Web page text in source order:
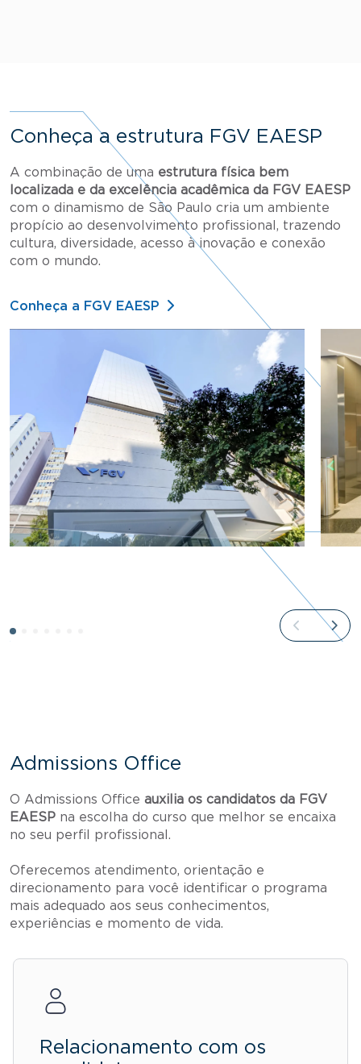
Conheça a estrutura FGV EAESP
A combinação de uma estrutura física bem
localizada e da excelência acadêmica da FGV EAESP
com o dinamismo de São Paulo cria um ambiente
propício ao desenvolvimento profissional, trazendo
cultura, diversidade, acesso à inovação e conexão
com o mundo.
Conheça a FGV EAESP
Admissions Office
O Admissions Office auxilia os candidatos da FGV
EAESP na escolha do curso que melhor se encaixa
no seu perfil profissional.
Oferecemos atendimento, orientação e
direcionamento para você identificar o programa
mais adequado aos seus conhecimentos,
experiências e momento de vida.
Relacionamento com os